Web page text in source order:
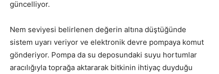
güncelliyor.
Nem seviyesi belirlenen değerin altına düştüğünde
sistem uyarı veriyor ve elektronik devre pompaya komut
gönderiyor. Pompa da su deposundaki suyu hortumlar
aracılığıyla toprağa aktararak bitkinin ihtiyaç duyduğu